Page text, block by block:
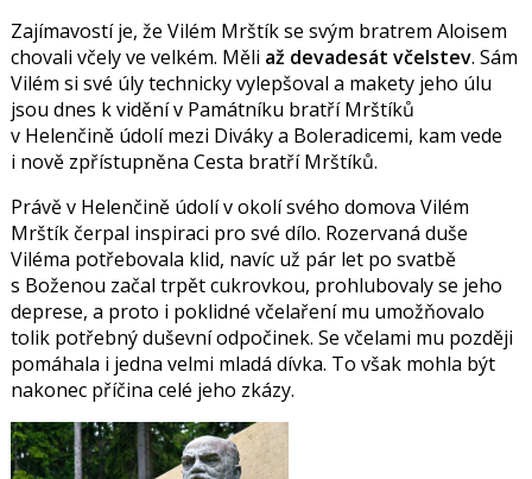
Zajímavostí je, že Vilém Mrštík se svým bratrem Aloisem
chovali včely ve velkém. Měli až devadesát včelstev. Sám
Vilém si své úly technicky vylepšoval a makety jeho úlu
jsou dnes k vidění v Památníku bratří Mrštíků
v Helenčině údolí mezi Diváky a Boleradicemi, kam vede
i nově zpřístupněna Cesta bratří Mrštíků.
Právě v Helenčině údolí v okolí svého domova Vilém
Mrštík čerpal inspiraci pro své dílo. Rozervaná duše
Viléma potřebovala klid, navíc už pár let po svatbě
s Boženou začal trpět cukrovkou, prohlubovaly se jeho
deprese, a proto i poklidné včelaření mu umožňovalo
tolik potřebný duševní odpočinek. Se včelami mu později
pomáhala i jedna velmi mladá dívka. To však mohla být
nakonec příčina celé jeho zkázy.